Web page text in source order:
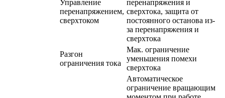
Управление
перенапряжением,
сверхтоком
перенапряжения и
сверхтока, защита от
постоянного останова из-
за перенапряжения и
сверхтока
Разгон
ограничения тока
Мак. ограничение
уменьшения помехи
сверхтока
Автоматическое
ограничение вращающим